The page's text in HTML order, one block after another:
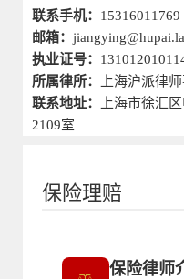
联系手机： 15316011769
邮箱：
执业证号：
所属律所：
上海沪派律
联系地址：
上海市徐汇
2109室
保险理赔